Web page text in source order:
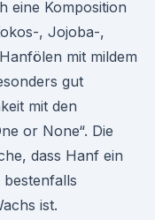
eine Komposition
, Jojoba-,
mit mildem
gut
mit den
or None“. Die
dass Hanf ein
ist.